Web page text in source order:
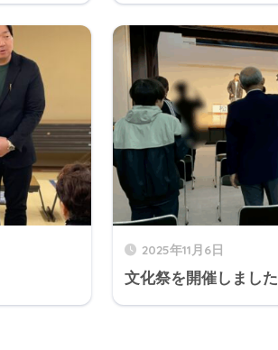
2025年11月6日
文化祭を開催しました